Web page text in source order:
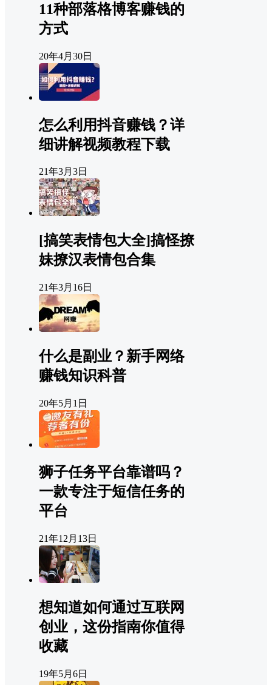
11种部落格博客赚钱的
方式
20年4月30日
怎么利用抖音赚钱？详
细讲解视频教程下载
21年3月3日
[搞笑表情包大全]搞怪撩
妹撩汉表情包合集
21年3月16日
什么是副业？新手网络
赚钱知识科普
20年5月1日
狮子任务平台靠谱吗？
一款专注于短信任务的
平台
21年12月13日
想知道如何通过互联网
创业，这份指南你值得
收藏
19年5月6日